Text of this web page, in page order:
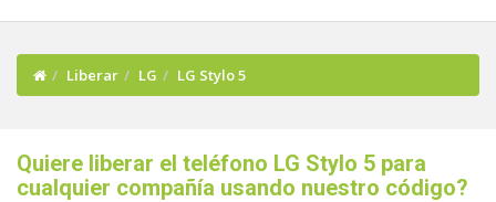
Liberar LG LG Stylo 5
Quiere liberar el teléfono LG Stylo 5 para
cualquier compañía usando nuestro código?